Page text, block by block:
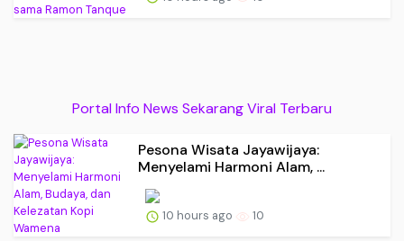
Portal Info News Sekarang Viral Terbaru
Pesona Wisata Jayawijaya:
Menyelami Harmoni Alam, ...
10 hours ago 10